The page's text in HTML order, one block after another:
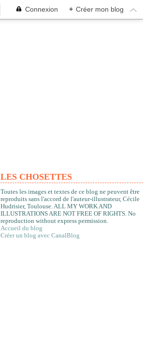
Connexion + Créer mon blog
LES CHOSETTES
Toutes les images et textes de ce blog ne peuvent être
reproduits sans l'accord de l'auteur-illustrateur, Cécile
Hudrisier, Toulouse. ALL MY WORK AND
ILLUSTRATIONS ARE NOT FREE OF RIGHTS. No
reproduction without express permission.
Accueil du blog
Créer un blog avec CanalBlog